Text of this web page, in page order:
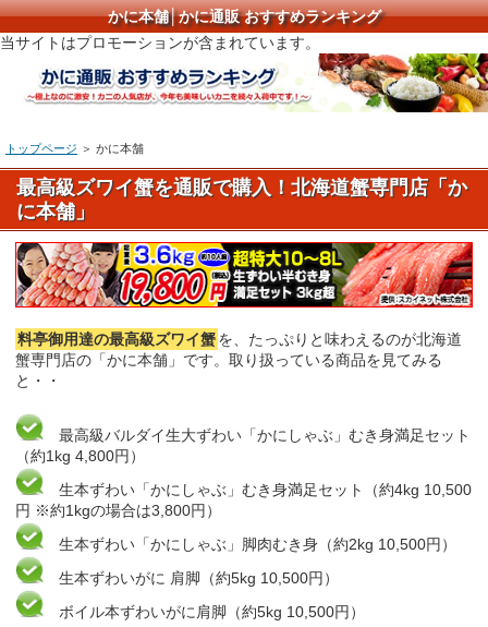
かに本舗│かに通販 おすすめランキング
当サイトはプロモーションが含まれています。
トップページ ＞ かに本舗
最高級ズワイ蟹を通販で購入！北海道蟹専門店「か
に本舗」
料亭御用達の最高級ズワイ蟹を、たっぷりと味わえるのが北海道
蟹専門店の「かに本舗」です。取り扱っている商品を見てみる
と・・
最高級バルダイ生大ずわい「かにしゃぶ」むき身満足セット
（約1kg 4,800円）
生本ずわい「かにしゃぶ」むき身満足セット（約4kg 10,500
円 ※約1kgの場合は3,800円）
生本ずわい「かにしゃぶ」脚肉むき身（約2kg 10,500円）
生本ずわいがに 肩脚（約5kg 10,500円）
ボイル本ずわいがに肩脚（約5kg 10,500円）